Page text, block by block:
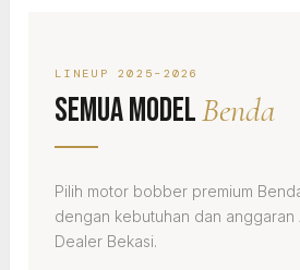
LINEUP 2025–2026
Semua ModelBenda
Pilih motor bobber premium
dengan kebutuhan dan anggaran
Dealer Bekasi.